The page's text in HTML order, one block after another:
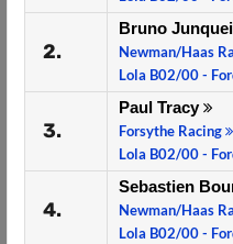
2.
Bruno
Newman/Haas
Lola B02/00 -
3.
Paul Tracy
Forsythe Racing
Lola B02/00 -
4.
Sebastien
Newman/Haas
Lola B02/00 -